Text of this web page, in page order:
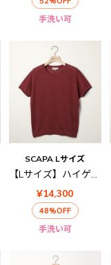
手洗い可
SCAPA Lサイズ
【Lサイズ】ハイゲージリネンニット半袖プルオーバー
¥14,300
48%OFF
手洗い可